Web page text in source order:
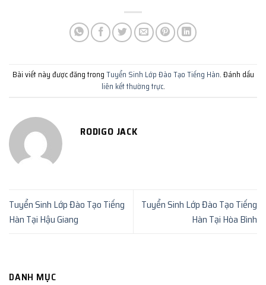
Bài viết này được đăng trongTuyển Sinh Lớp Đào Tạo Tiếng Hàn. Đánh dấu
liên kết thường trực.
RODIGO JACK
Tuyển Sinh Lớp Đào Tạo Tiếng
Hàn Tại Hậu Giang
Tuyển Sinh Lớp Đào Tạo Tiếng
Hàn Tại Hòa Bình
DANH MỤC